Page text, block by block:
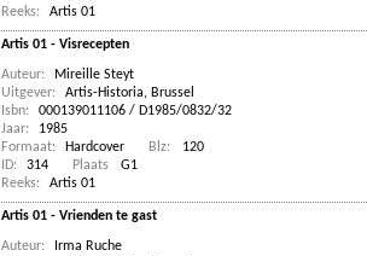
Reeks:
Artis 01
Artis 01 - Visrecepten
Auteur:
Mireille Steyt
Uitgever:
Artis-Historia, Brussel
Isbn:
000139011106 / D1985/0832/32
Jaar:
1985
Formaat:
Hardcover Blz:
120
ID:
314 Plaats
G1
Reeks:
Artis 01
Artis 01 - Vrienden te gast
Auteur:
Irma Ruche